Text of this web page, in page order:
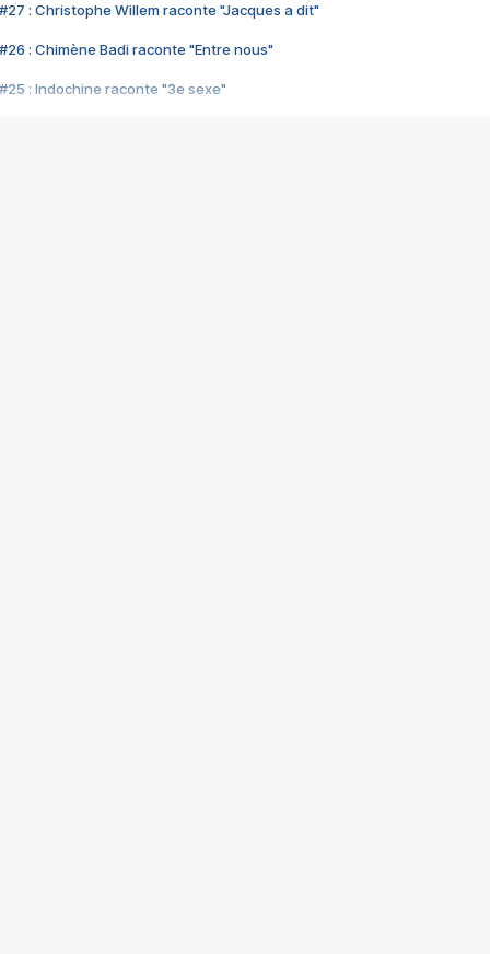
#27 : Christophe Willem raconte "Jacques a dit"
#26 : Chimène Badi raconte "Entre nous"
#25 : Indochine raconte "3e sexe"